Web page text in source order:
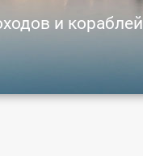
и кораблей